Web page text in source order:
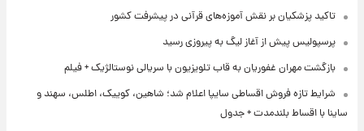
تاکید پزشکیان بر نقش آموزه‌های قرآنی در پیشرفت کشور
پرسپولیس پیش از آغاز لیگ به پیروزی رسید
بازگشت مهران غفوریان به قاب تلویزیون با سریالی نوستالژیک + فیلم
شرایط تازه فروش اقساطی سایپا اعلام شد؛ شاهین، کوییک، اطلس، سهند و
ساینا با اقساط بلندمدت + جدول